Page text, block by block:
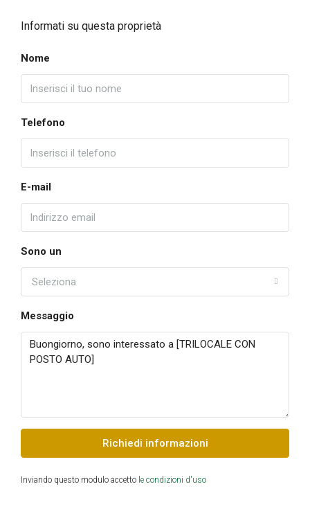
Informati su questa proprietà
Nome
Telefono
E-mail
Sono un
Seleziona
Messaggio
Richiedi informazioni
Inviando questo modulo accetto le condizioni d'uso